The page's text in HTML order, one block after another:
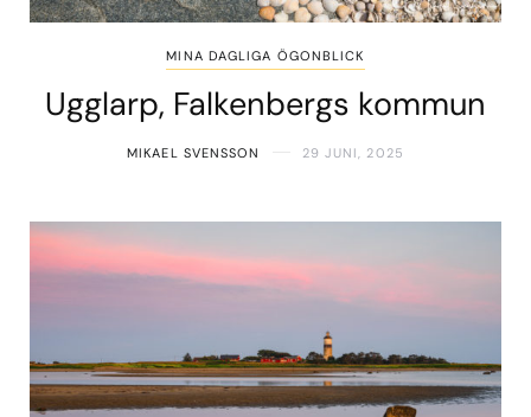
MINA DAGLIGA ÖGONBLICK
Ugglarp, Falkenbergs kommun
MIKAEL SVENSSON 29 JUNI, 2025